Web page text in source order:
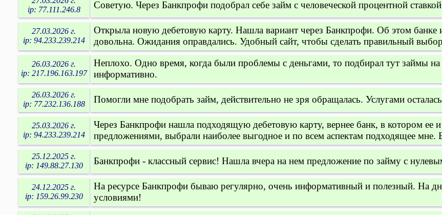
ip: 77.111.246.8
Советую. Через Банкпрофи подобрал себе займ с человеческой процентной
27.03.2026 г.
ip: 94.233.239.214
Открыла новую дебетовую карту. Нашла вариант через Банкпрофи. Об этом
довольна. Ожидания оправдались. Удобный сайт, чтобы сделать правильный
26.03.2026 г.
ip: 217.196.163.197
Неплохо. Одно время, когда были проблемы с деньгами, то подбирал тут займы
информативно.
26.03.2026 г.
ip: 77.232.136.188
Помогли мне подобрать займ, действительно не зря обращалась. Услугами
25.03.2026 г.
ip: 94.233.239.214
Через Банкпрофи нашла подходящую дебетовую карту, вернее банк, в котором ее
предложениями, выбрали наиболее выгодное и по всем аспектам подходящее мне.
25.12.2025 г.
ip: 149.88.27.130
Банкпрофи - классный сервис! Нашла вчера на нем предложение по займу с
24.12.2025 г.
ip: 159.26.99.230
На ресурсе Банкпрофи бываю регулярно, очень информативный и полезный. На
условиями!